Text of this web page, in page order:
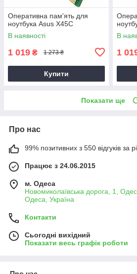
Оперативна пам'ять для
ноутбука Asus X45C
В наявності
1 019 ₴ 1 273 ₴
Купити
В
1
Показати ще
Про нас
99% позитивних з 550 відгуків за
Працює з 24.06.2015
м. Одеса
Новомиколаївська дорога, 1,
Одеса, Україна
Контакти
Сьогодні вихідний
Показати весь графік роботи